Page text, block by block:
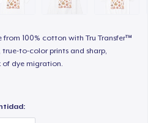
from 100% cotton with Tru Transfer™
to-color prints and sharp,
of dye migration.
Premium Tee